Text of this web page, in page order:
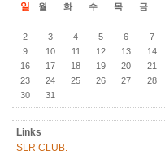
일 월 화 수 목 금
2
3 4 5 6 7
9
10 11 12 13 14
16
17 18 19 20 21
23
24 25 26 27 28
30
31
Links
SLR CLUB.